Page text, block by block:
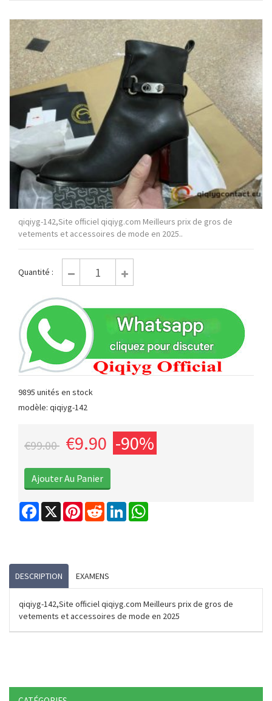
qiqiyg-142,Site officiel qiqiyg.com Meilleurs prix de gros de
vetements et accessoires de mode en 2025..
Quantité :
9895 unités en stock
modèle: qiqiyg-142
€99.00 €9.90 -90%
Facebook
X PinterestReddit LinkedIn
DESCRIPTION EXAMENS
qiqiyg-142,Site officiel qiqiyg.com Meilleurs prix de gros de
vetements et accessoires de mode en 2025